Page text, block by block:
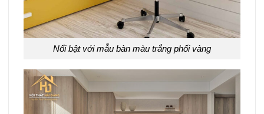
Nổi bật với mẫu bàn màu trắng phối vàng